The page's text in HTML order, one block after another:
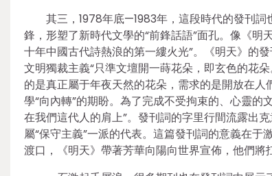
其三，1978年底—1983年，這段時代的發刊
鋒，形塑了新時代文學的“前鋒話語”面孔。像《明
十年中國古代詩熱浪的第一縷火光”。《明天》的
文明獨裁主義“只準文壇開一蒔花朵，即玄色的花
的是真正屬于年夜天然的花朵，需求的是開放在
學“向內轉”的期盼。為了完成不受拘束的、心靈
在我們這代人的肩上”。發刊詞的字里行間流露出
屬“保守主義”一派的代表。這篇發刊詞的意義在
渡口，《明天》帶著芳華向陽向世界宣佈，他們將